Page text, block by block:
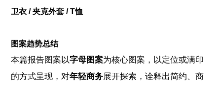
卫衣 / 夹克外套 / T恤
图案趋势总结
本篇报告图案以字母图案为核心图案，以定位或满印
的方式呈现，对年轻商务展开探索，诠释出简约、商